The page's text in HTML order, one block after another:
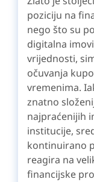
poziciju na
nego što su
digitalna
vrijednosti,
očuvanja
vremenima.
znatno
najpraćenijih
institucije,
kontinuirano
reagira na
financijske